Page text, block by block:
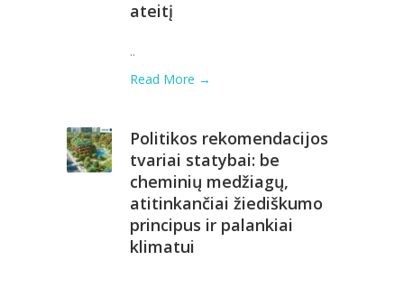
ateitį
..
Read More →
Politikos rekomendacijos
tvariai statybai: be
cheminių medžiagų,
atitinkančiai žiediškumo
principus ir palankiai
klimatui